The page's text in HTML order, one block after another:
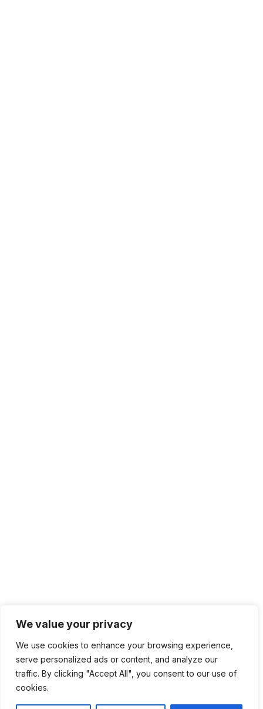
We value your privacy
We use cookies to enhance your browsing experience,
serve personalized ads or content, and analyze our
traffic. By clicking "Accept All", you consent to our use of
cookies.